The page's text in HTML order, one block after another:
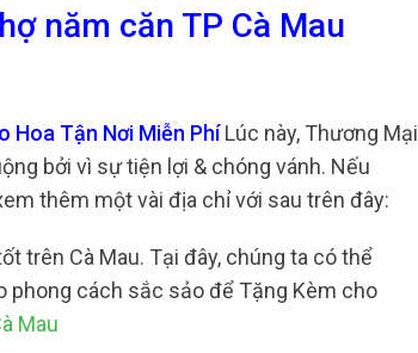
năm căn TP Cà Mau
Hoa Tận Nơi Miễn PhíLúc này, Thương Mại
bởi vì sự tiện lợi & chóng vánh. Nếu
thêm một vài địa chỉ với sau trên đây:
trên Cà Mau. Tại đây, chúng ta có thể
phong cách sắc sảo để Tặng Kèm cho
Mau